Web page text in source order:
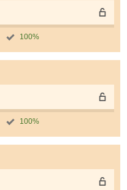
100%
100%